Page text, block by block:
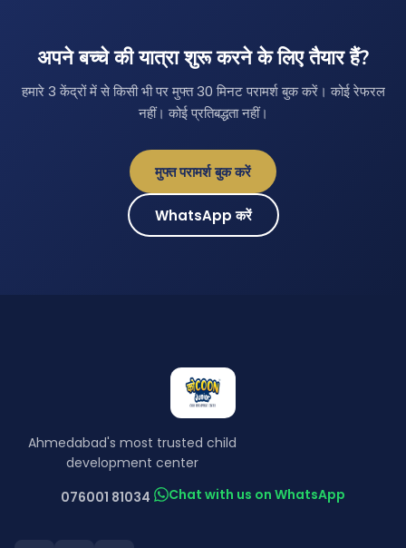
अपने बच्चे की यात्रा शुरू करने के लिए तैयार हैं?
हमारे 3 केंद्रों में से किसी भी पर मुफ्त 30 मिनट परामर्श बुक करें। कोई रेफरल
नहीं। कोई प्रतिबद्धता नहीं।
मुफ्त परामर्श बुक करें
WhatsApp करें
Ahmedabad's most trusted child
development center
076001 81034
Chat with us on WhatsApp